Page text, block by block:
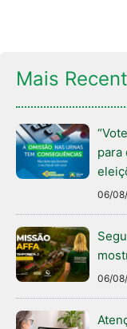
Mais
para
06/
06/